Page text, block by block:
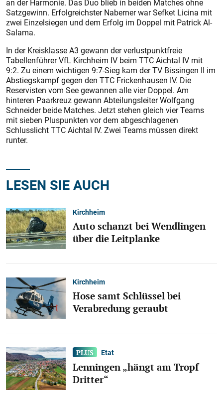
an der Harmonie. Das Duo blieb in beiden Matches ohne
Satzgewinn. Erfolgreichster Naberner war Sefket Licina mit
zwei Einzelsiegen und dem Erfolg im Doppel mit Patrick Al-
Salama.
In der Kreisklasse A3 gewann der verlustpunktfreie
Tabellenführer VfL Kirchheim IV beim TTC Aichtal IV mit
9:2. Zu einem wichtigen 9:7-Sieg kam der TV Bissingen II im
Abstiegskampf gegen den TTC Frickenhausen IV. Die
Reservisten vom See gewannen alle vier Doppel. Am
hinteren Paarkreuz gewann Abteilungsleiter Wolfgang
Schneider beide Matches. Jetzt stehen gleich vier Teams
mit sieben Pluspunkten vor dem abgeschlagenen
Schlusslicht TTC Aichtal IV. Zwei Teams müssen direkt
runter.
LESEN SIE AUCH
Kirchheim
Auto schanzt bei Wendlingen
über die Leitplanke
Kirchheim
Hose samt Schlüssel bei
Verabredung geraubt
Etat
Lenningen „hängt am Tropf
Dritter“